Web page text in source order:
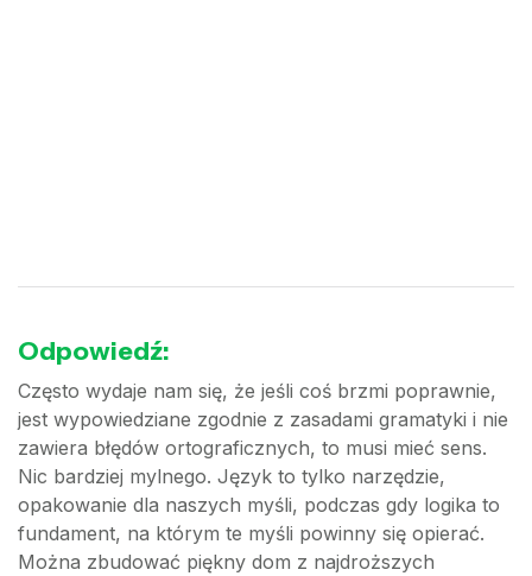
Odpowiedź:
Często wydaje nam się, że jeśli coś brzmi poprawnie,
jest wypowiedziane zgodnie z zasadami gramatyki i nie
zawiera błędów ortograficznych, to musi mieć sens.
Nic bardziej mylnego. Język to tylko narzędzie,
opakowanie dla naszych myśli, podczas gdy logika to
fundament, na którym te myśli powinny się opierać.
Można zbudować piękny dom z najdroższych